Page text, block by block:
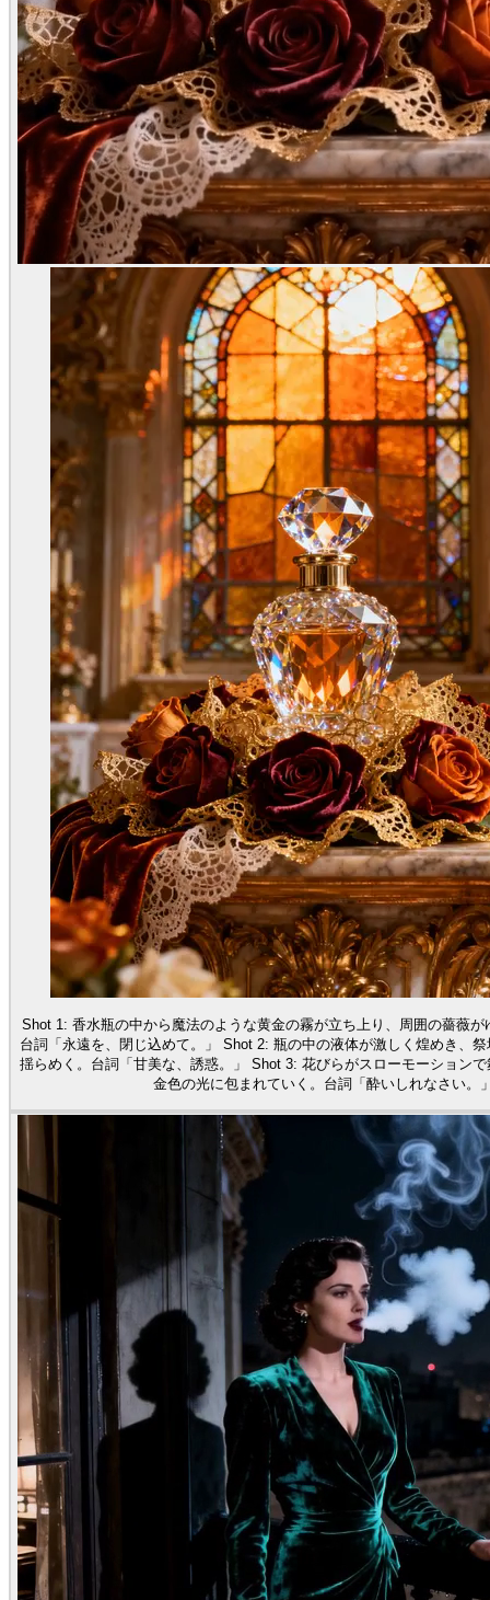
Shot 1: 香水瓶の中から魔法のような黄金の霧が立ち上り、周囲の薔薇が
台詞「永遠を、閉じ込めて。」 Shot 2: 瓶の中の液体が激しく煌めき、
揺らめく。台詞「甘美な、誘惑。」 Shot 3: 花びらがスローモーション
金色の光に包まれていく。台詞「酔いしれなさい。